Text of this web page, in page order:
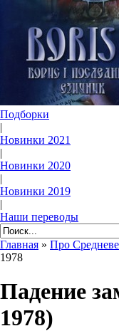
Подборки
|
Новинки 2021
|
Новинки 2020
|
Новинки 2019
|
Наши переводы
Главная » Про
1978
Падение
1978)